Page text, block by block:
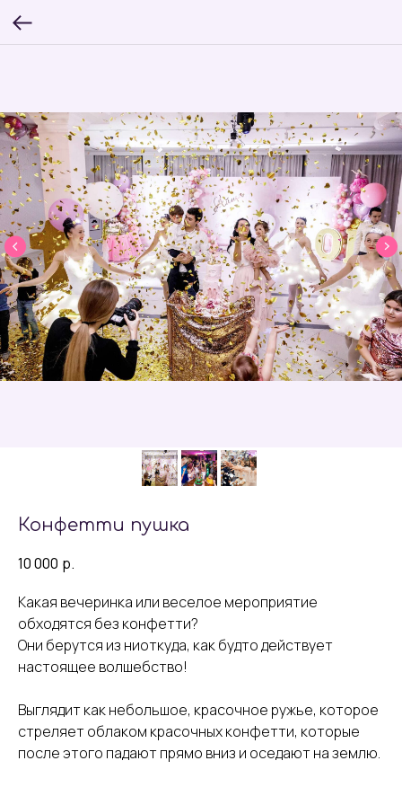
Конфетти пушка
10 000 р.
Какая вечеринка или веселое мероприятие
обходятся без конфетти?
Они берутся из ниоткуда, как будто действует
настоящее волшебство!
Выглядит как небольшое, красочное ружье, которое
стреляет облаком красочных конфетти, которые
после этого падают прямо вниз и оседают на землю.